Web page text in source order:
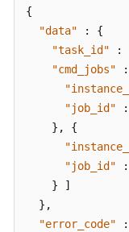
用
列
表
查
询
启
{
"data"
:
{
"task_id"
:
"cmd_jobs"
:
"job_id"
:
} ,
{
"job_id"
:
}
]
} ,
"error_code"
: